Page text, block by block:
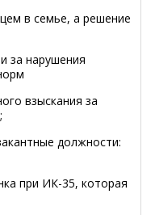
в семье, а решение
за нарушения
взыскания за
должности:
при ИК-35, которая